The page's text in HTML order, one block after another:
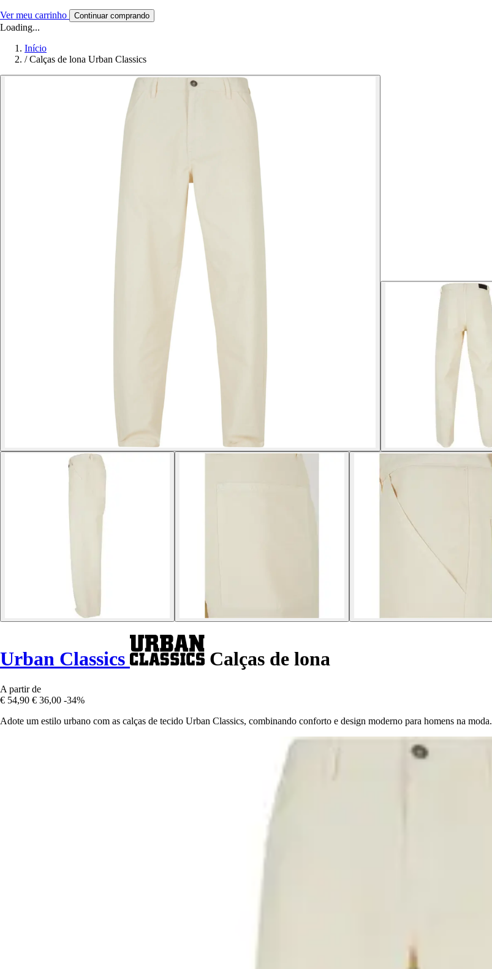
Ver meu carrinho Continuar comprando
Loading...
Início
/ Calças de lona Urban Classics
Urban Classics Calças de lona
A partir de
€ 54,90 € 36,00 -34%
Adote um estilo urbano com as calças de tecido Urban Classics, combinando conforto e design moderno para homens na moda.